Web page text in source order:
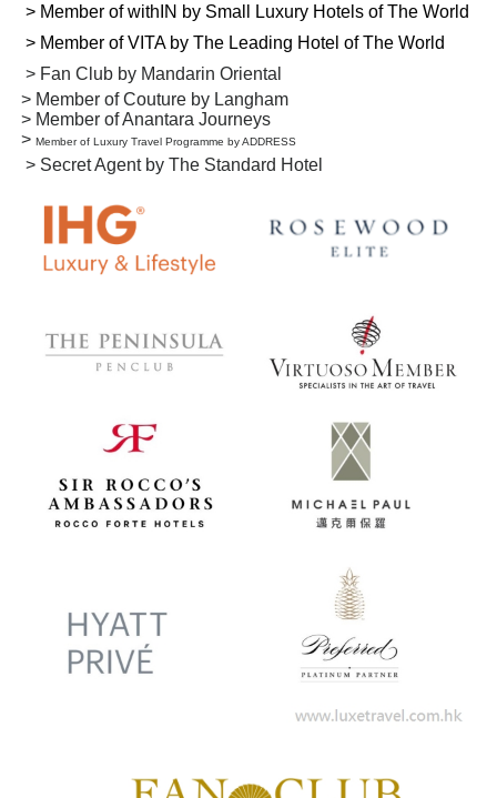
> Member of withIN by Small Luxury Hotels of The World
> Member of VITA by The Leading Hotel of The World
> Fan Club by Mandarin Oriental
> Member of Couture by Langham
> Member of Anantara Journeys
> Member of Luxury Travel Programme by ADDRESS
> Secret Agent by The Standard Hotel